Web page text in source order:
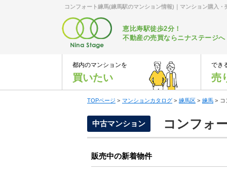
コンフォート練馬(練馬駅のマンション情報)｜マンション購入
恵比寿駅徒歩2分！
不動産の売買ならニナステージへ
都内のマンションを
買いたい
でき
売
TOPページ > マンションカタログ > 練馬区 > 練馬 >
中古マンション コンフォ